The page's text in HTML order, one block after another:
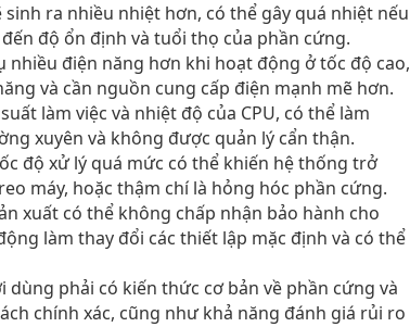
sinh ra nhiều nhiệt hơn, có thể gây quá nhiệt nếu
độ ổn định và tuổi thọ của phần cứng.
nhiều điện năng hơn khi hoạt động ở tốc độ cao,
và cần nguồn cung cấp điện mạnh mẽ hơn.
làm việc và nhiệt độ của CPU, có thể làm
xuyên và không được quản lý cẩn thận.
độ xử lý quá mức có thể khiến hệ thống trở
máy, hoặc thậm chí là hỏng hóc phần cứng.
xuất có thể không chấp nhận bảo hành cho
làm thay đổi các thiết lập mặc định và có thể
dùng phải có kiến thức cơ bản về phần cứng và
chính xác, cũng như khả năng đánh giá rủi ro